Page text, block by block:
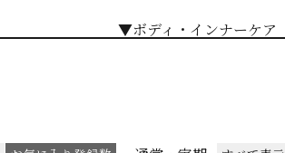
▼ボディ・インナーケア